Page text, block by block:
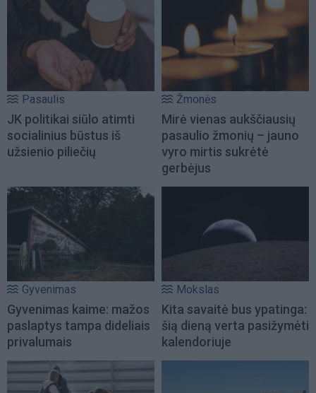
Pasaulis
JK politikai siūlo atimti
socialinius būstus iš
užsienio piliečių
Žmonės
Mirė vienas aukščiausių
pasaulio žmonių – jauno
vyro mirtis sukrėtė
gerbėjus
Gyvenimas
Gyvenimas kaime: mažos
paslaptys tampa dideliais
privalumais
Mokslas
Kita savaitė bus ypatinga:
šią dieną verta pasižymėti
kalendoriuje